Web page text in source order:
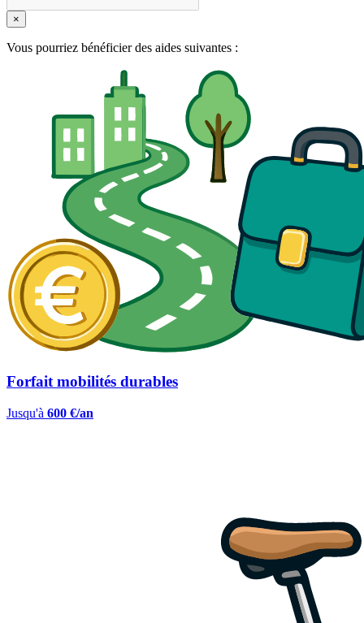
×
Vous pourriez bénéficier des aides suivantes :
Forfait mobilités durables
Jusqu'à 600 €/an